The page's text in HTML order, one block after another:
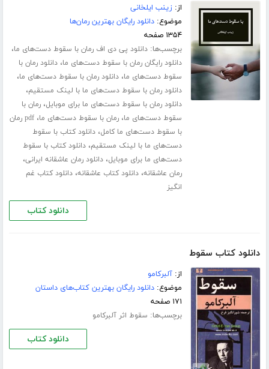
از:زینب ایلخانی
موضوع:دانلود رایگان بهترین رمان‌ها
۱۳۵۴ صفحه
برچسب‌ها:دانلود پی دی اف رمان با سقوط دست‌های ما،
دانلود رایگان رمان با سقوط دست‌های ما،دانلود رمان با
سقوط دست‌های ما،دانلود رمان با سقوط دست‌های ما،
دانلود رمان با سقوط دست‌های ما با لینک مستقیم،
دانلود رمان با سقوط دست‌های ما برای موبایل،رمان با
سقوط دست‌های ما،رمان با سقوط دست‌های ما،
pdf رمان
با سقوط دست‌های ما کامل،دانلود کتاب با سقوط
دست‌های ما با لینک مستقیم،دانلود کتاب با سقوط
دست‌های ما برای موبایل،دانلود رمان عاشقانه ایرانی،
رمان عاشقانه،دانلود کتاب عاشقانه،دانلود کتاب غم
انگیز
دانلود کتاب
دانلود کتاب سقوط
از:آلبرکامو
موضوع:دانلود رایگان بهترین کتاب‌های داستان
۱۷۱ صفحه
برچسب‌ها: سقوط اثر آلبرکامو
دانلود کتاب